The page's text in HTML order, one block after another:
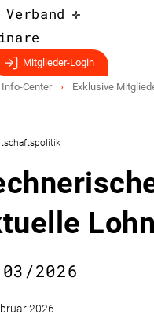
Mitglieder-Login
Info-Center Exklusive
03/2026
2026